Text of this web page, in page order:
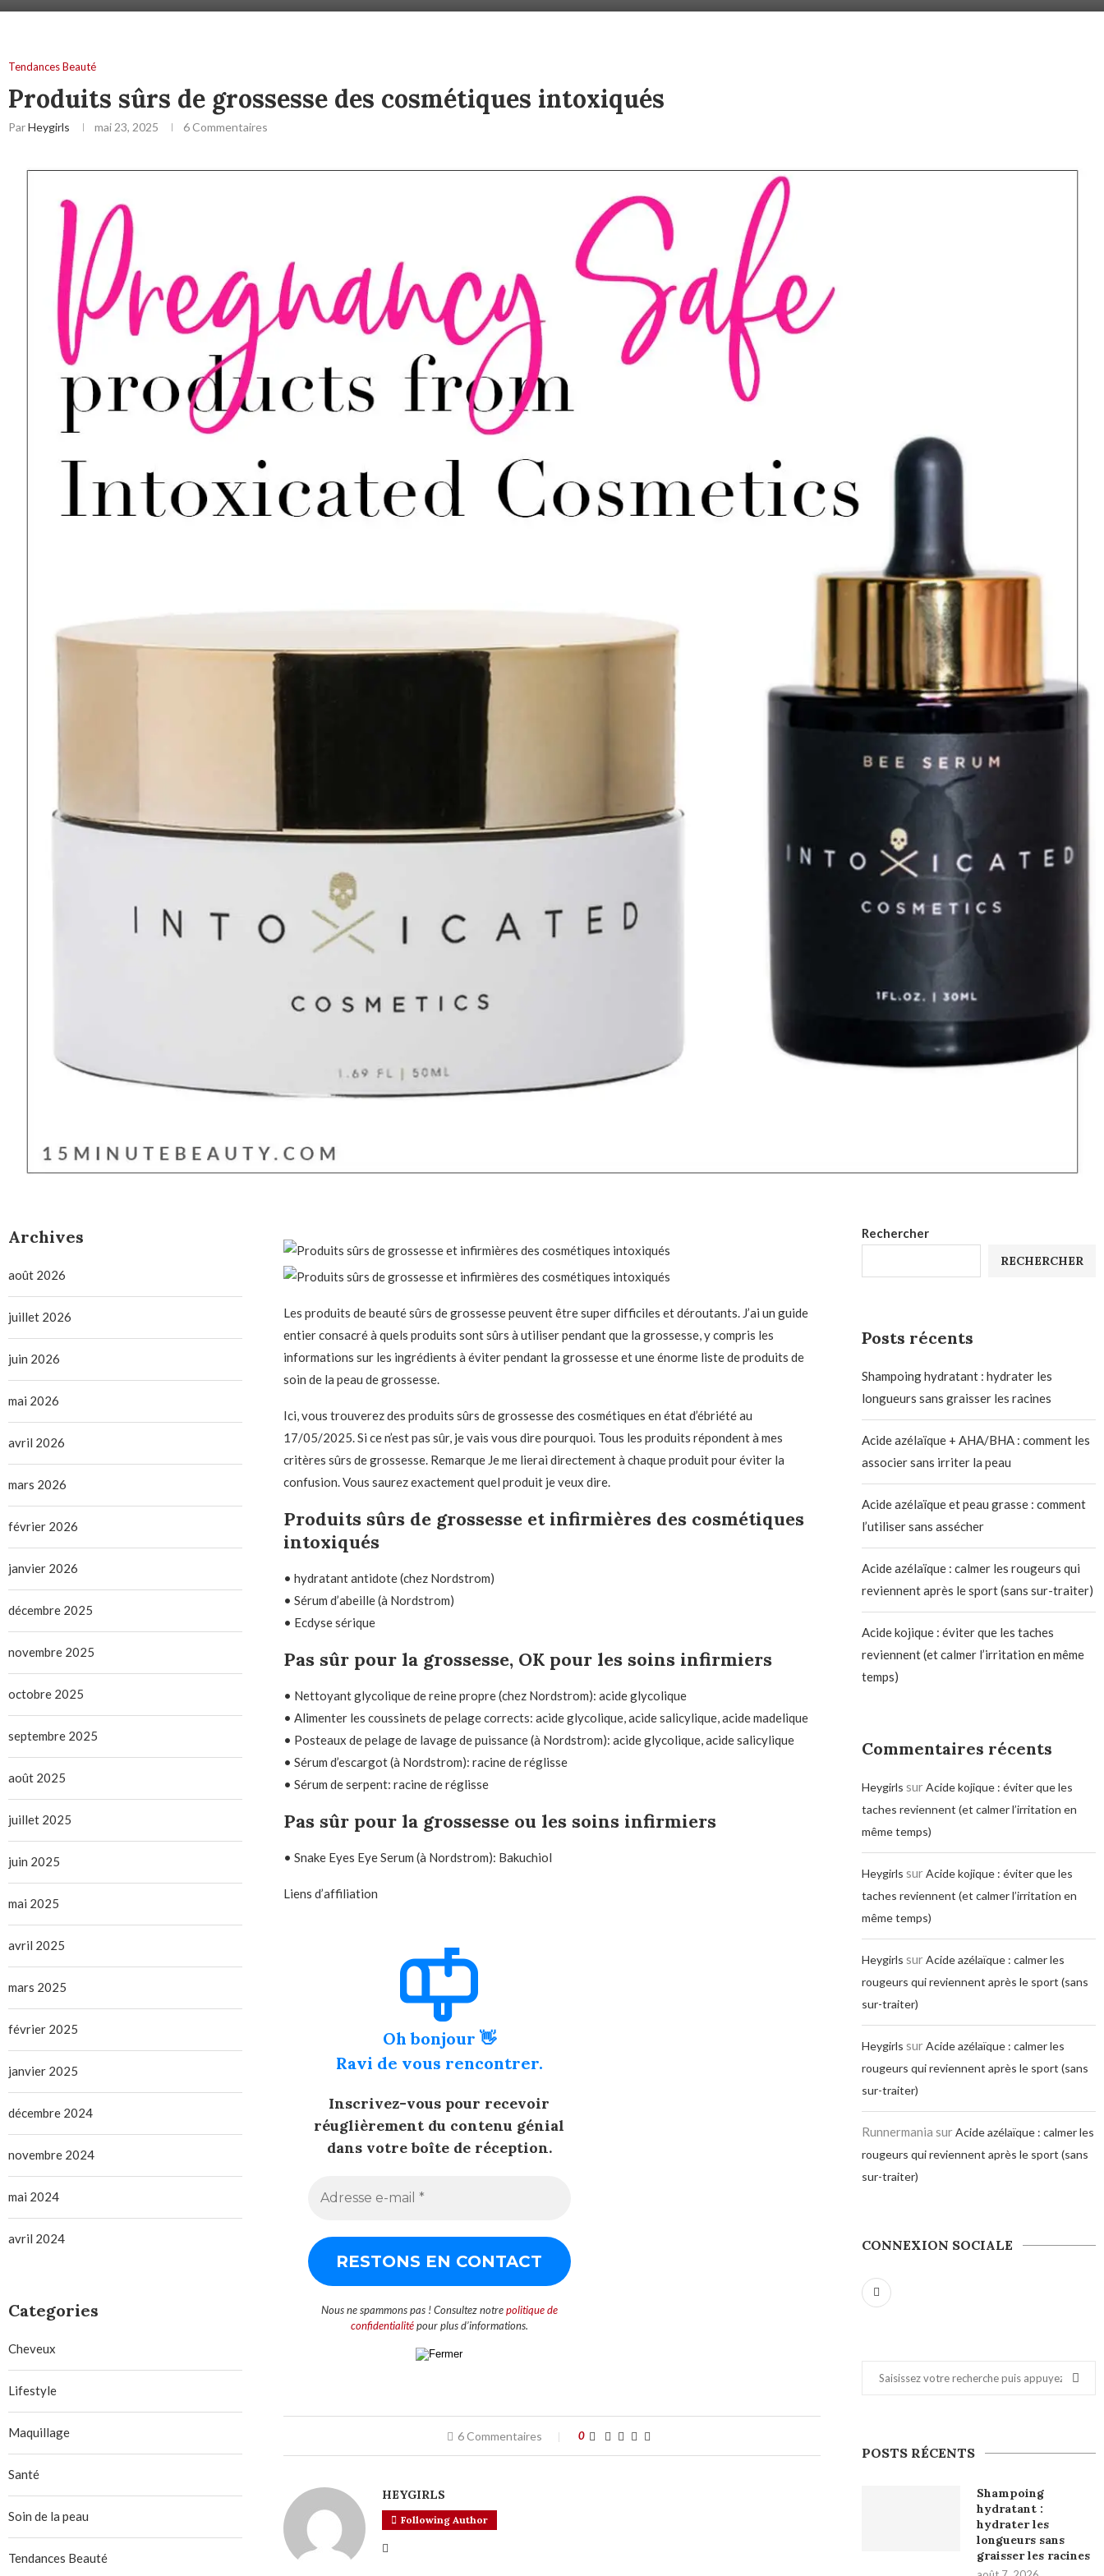
Tendances Beauté
Produits sûrs de grossesse des cosmétiques intoxiqués
ParHeygirls mai 23, 2025 6 Commentaires
Les produits de beauté sûrs de grossesse peuvent être super difficiles et déroutants. J’ai un guide
entier consacré à quels produits sont sûrs à utiliser pendant que la grossesse, y compris les
informations sur les ingrédients à éviter pendant la grossesse et une énorme liste de produits de
soin de la peau de grossesse.
Ici, vous trouverez des produits sûrs de grossesse des cosmétiques en état d’ébriété au
17/05/2025. Si ce n’est pas sûr, je vais vous dire pourquoi. Tous les produits répondent à mes
critères sûrs de grossesse. Remarque Je me lierai directement à chaque produit pour éviter la
confusion. Vous saurez exactement quel produit je veux dire.
Produits sûrs de grossesse et infirmières des cosmétiques
intoxiqués
• hydratant antidote (chez Nordstrom)
• Sérum d’abeille (à Nordstrom)
• Ecdyse sérique
Pas sûr pour la grossesse, OK pour les soins infirmiers
• Nettoyant glycolique de reine propre (chez Nordstrom): acide glycolique
• Alimenter les coussinets de pelage corrects: acide glycolique, acide salicylique, acide madelique
• Posteaux de pelage de lavage de puissance (à Nordstrom): acide glycolique, acide salicylique
• Sérum d’escargot (à Nordstrom): racine de réglisse
• Sérum de serpent: racine de réglisse
Pas sûr pour la grossesse ou les soins infirmiers
• Snake Eyes Eye Serum (à Nordstrom): Bakuchiol
Liens d’affiliation
Oh bonjour 👋
Ravi de vous rencontrer.
Inscrivez-vous pour recevoir
réuglièrement du contenu génial
dans votre boîte de réception.
Nous ne spammons pas ! Consultez notrepolitique de
confidentialitépour plus d’informations.
6 Commentaires 0
HEYGIRLS
Following Author
Rechercher
RECHERCHER
Posts récents
Shampoing hydratant : hydrater les
longueurs sans graisser les racines
Acide azélaïque + AHA/BHA : comment les
associer sans irriter la peau
Acide azélaïque et peau grasse : comment
l’utiliser sans assécher
Acide azélaïque : calmer les rougeurs qui
reviennent après le sport (sans sur-traiter)
Acide kojique : éviter que les taches
reviennent (et calmer l’irritation en même
temps)
Commentaires récents
Heygirls surAcide kojique : éviter que les
taches reviennent (et calmer l’irritation en
même temps)
Heygirls surAcide kojique : éviter que les
taches reviennent (et calmer l’irritation en
même temps)
Heygirls surAcide azélaïque : calmer les
rougeurs qui reviennent après le sport (sans
sur-traiter)
Heygirls surAcide azélaïque : calmer les
rougeurs qui reviennent après le sport (sans
sur-traiter)
Runnermania surAcide azélaïque : calmer les
rougeurs qui reviennent après le sport (sans
sur-traiter)
CONNEXION SOCIALE
POSTS RÉCENTS
Shampoing
hydratant :
hydrater les
longueurs sans
graisser les racines
Archives
août 2026
juillet 2026
juin 2026
mai 2026
avril 2026
mars 2026
février 2026
janvier 2026
décembre 2025
novembre 2025
octobre 2025
septembre 2025
août 2025
juillet 2025
juin 2025
mai 2025
avril 2025
mars 2025
février 2025
janvier 2025
décembre 2024
novembre 2024
mai 2024
avril 2024
Categories
Cheveux
Lifestyle
Maquillage
Santé
Soin de la peau
Tendances Beauté